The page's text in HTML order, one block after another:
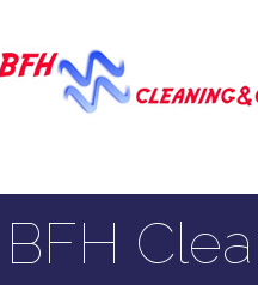
BFH